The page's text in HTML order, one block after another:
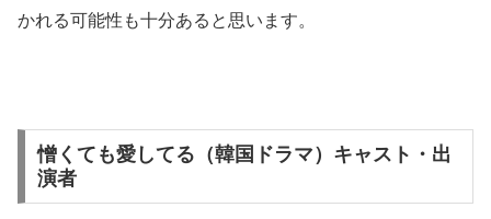
かれる可能性も十分あると思います。
憎くても愛してる（韓国ドラマ）キャスト・出
演者